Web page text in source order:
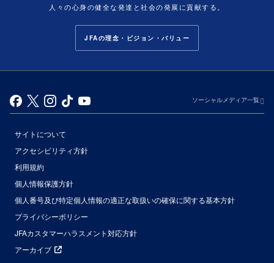
人々の心身の健全な発達と社会の発展に貢献する。
JFAの理念・ビジョン・バリュー
ソーシャルメディア一覧
サイトについて
アクセシビリティ方針
利用規約
個人情報保護方針
個人番号及び特定個人情報の適正な取扱いの確保に関する基本方針
プライバシーポリシー
JFAカスタマーハラスメント対応方針
アーカイブ